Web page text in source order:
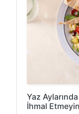
Yaz
İhmal Etmeyin